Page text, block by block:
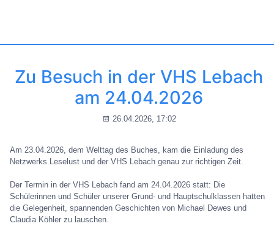
Zu Besuch in der VHS Lebach
am 24.04.2026
26.04.2026, 17:02
Am 23.04.2026, dem Welttag des Buches, kam die Einladung des
Netzwerks Leselust und der VHS Lebach genau zur richtigen Zeit.
Der Termin in der VHS Lebach fand am 24.04.2026 statt: Die
Schülerinnen und Schüler unserer Grund- und Hauptschulklassen hatten
die Gelegenheit, spannenden Geschichten von Michael Dewes und
Claudia Köhler zu lauschen.